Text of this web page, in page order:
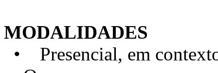
MODALIDADES
• Presencial, em